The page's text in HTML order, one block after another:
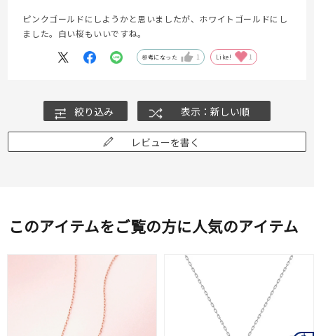
ピンクゴールドにしようかと思いましたが、ホワイトゴールドにし
ました。白い桜もいいですね。
参考になった 1 Like! 1
絞り込み 表示：新しい順
レビューを書く
このアイテムをご覧の方に人気のアイテム